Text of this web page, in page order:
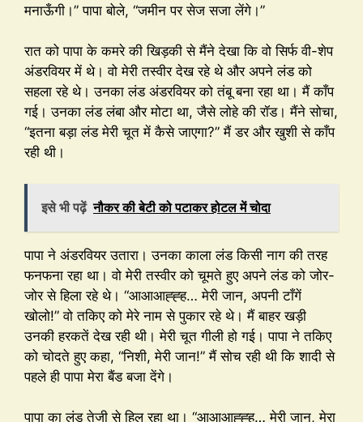
मनाऊँगी।” पापा बोले, “जमीन पर सेज सजा लेंगे।”
रात को पापा के कमरे की खिड़की से मैंने देखा कि वो सिर्फ वी-शेप
अंडरवियर में थे। वो मेरी तस्वीर देख रहे थे और अपने लंड को
सहला रहे थे। उनका लंड अंडरवियर को तंबू बना रहा था। मैं काँप
गई। उनका लंड लंबा और मोटा था, जैसे लोहे की रॉड। मैंने सोचा,
“इतना बड़ा लंड मेरी चूत में कैसे जाएगा?” मैं डर और खुशी से काँप
रही थी।
इसे भी पढ़ें नौकर की बेटी को पटाकर होटल में चोदा
पापा ने अंडरवियर उतारा। उनका काला लंड किसी नाग की तरह
फनफना रहा था। वो मेरी तस्वीर को चूमते हुए अपने लंड को जोर-
जोर से हिला रहे थे। “आआआह्ह्ह… मेरी जान, अपनी टाँगें
खोलो!” वो तकिए को मेरे नाम से पुकार रहे थे। मैं बाहर खड़ी
उनकी हरकतें देख रही थी। मेरी चूत गीली हो गई। पापा ने तकिए
को चोदते हुए कहा, “निशी, मेरी जान!” मैं सोच रही थी कि शादी से
पहले ही पापा मेरा बैंड बजा देंगे।
पापा का लंड तेजी से हिल रहा था। “आआआह्ह्ह… मेरी जान, मेरा